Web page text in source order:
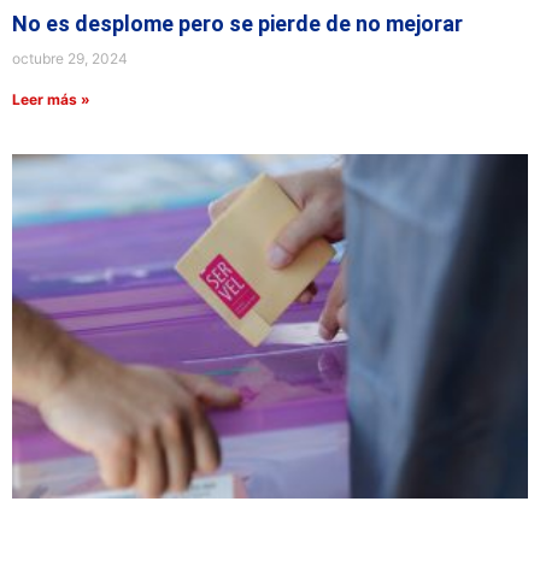
No es desplome pero se pierde de no mejorar
octubre 29, 2024
Leer más »